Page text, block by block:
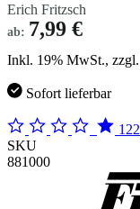
Erich Fritzsch
ab: 7,99 €
Inkl. 19% MwSt., zzgl.
Sofort lieferbar
122
SKU
881000